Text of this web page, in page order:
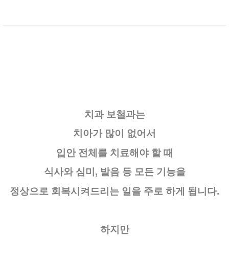
치과 보철과는
치아가 많이 없어서
입안 전체를 치료해야 할 때
식사와 심미, 발음 등 모든 기능을
정상으로 회복시켜드리는 일을 주로 하게 됩니다.
하지만